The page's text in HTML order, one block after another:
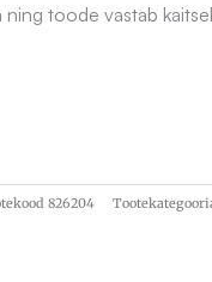
toode vastab
826204